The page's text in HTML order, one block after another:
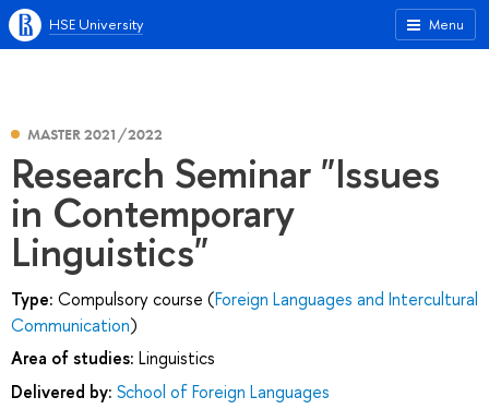
Menu
HSE University
MASTER 2021/2022
Research Seminar "Issues
in Contemporary
Linguistics"
Type: Compulsory course (Foreign Languages and Intercultural
Communication)
Area of studies: Linguistics
Delivered by: School of Foreign Languages